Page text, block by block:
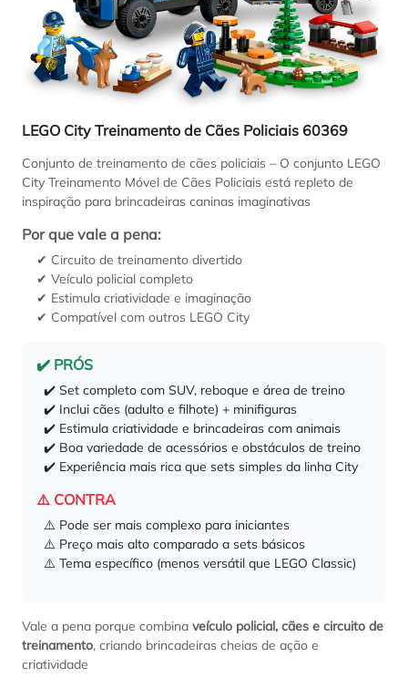
LEGO City Treinamento de Cães Policiais 60369
Conjunto de treinamento de cães policiais – O conjunto LEGO
City Treinamento Móvel de Cães Policiais está repleto de
inspiração para brincadeiras caninas imaginativas
Por que vale a pena:
✔ Circuito de treinamento divertido
✔ Veículo policial completo
✔ Estimula criatividade e imaginação
✔ Compatível com outros LEGO City
✔️ PRÓS
✔️ Set completo com SUV, reboque e área de treino
✔️ Inclui cães (adulto e filhote) + minifiguras
✔️ Estimula criatividade e brincadeiras com animais
✔️ Boa variedade de acessórios e obstáculos de treino
✔️ Experiência mais rica que sets simples da linha City
⚠️ CONTRA
⚠️ Pode ser mais complexo para iniciantes
⚠️ Preço mais alto comparado a sets básicos
⚠️ Tema específico (menos versátil que LEGO Classic)
Vale a pena porque combina veículo policial, cães e circuito de
treinamento, criando brincadeiras cheias de ação e
criatividade